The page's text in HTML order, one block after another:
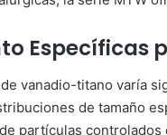
Específicas
vanadio-titano varía
de tamaño
partículas